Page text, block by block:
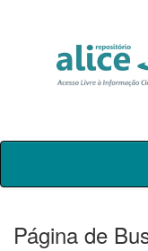
Skip
Página de